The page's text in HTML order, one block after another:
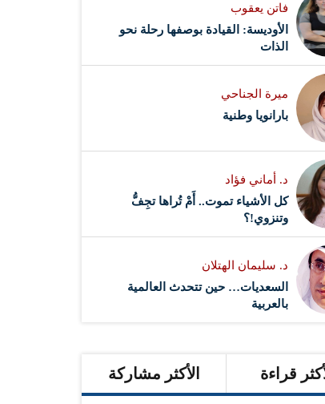
فاتن يعقوب
الأوديسة: القيادة بوصفها رحلة نحو
الذات
ميرة الجناحي
بارانويا وطنية
د. أماني فؤاد
كل الأشياء تموت.. أَمْ تُراها تجِفُّ
وتنزوي!؟
د. سليمان الهتلان
السعديات… حين تتحدث العالمية
بالعربية
قراءة الأكثر مشاركة